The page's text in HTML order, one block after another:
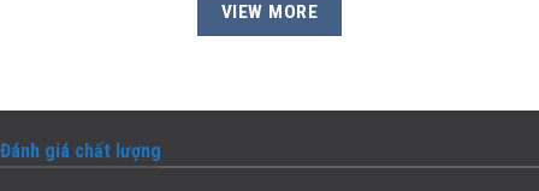
VIEW MORE
Đánh giá chất lượng